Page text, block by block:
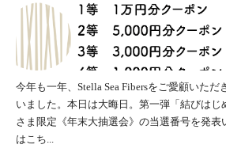
今年も一年、Stella Sea Fibersをご愛顧いた
いました。本日は大晦日。第一弾「結びはじ
さま限定《年末大抽選会》の当選番号を発表
はこち...